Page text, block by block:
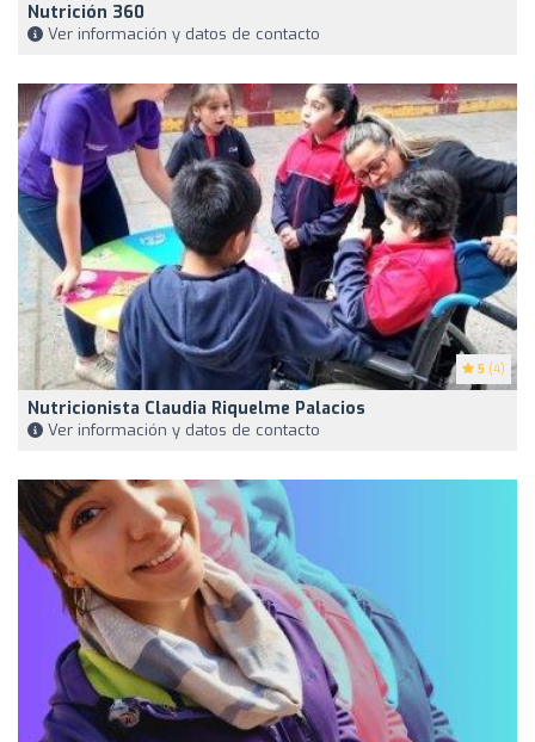
Nutrición 360
Ver información y datos de contacto
5 (4)
Nutricionista Claudia Riquelme Palacios
Ver información y datos de contacto